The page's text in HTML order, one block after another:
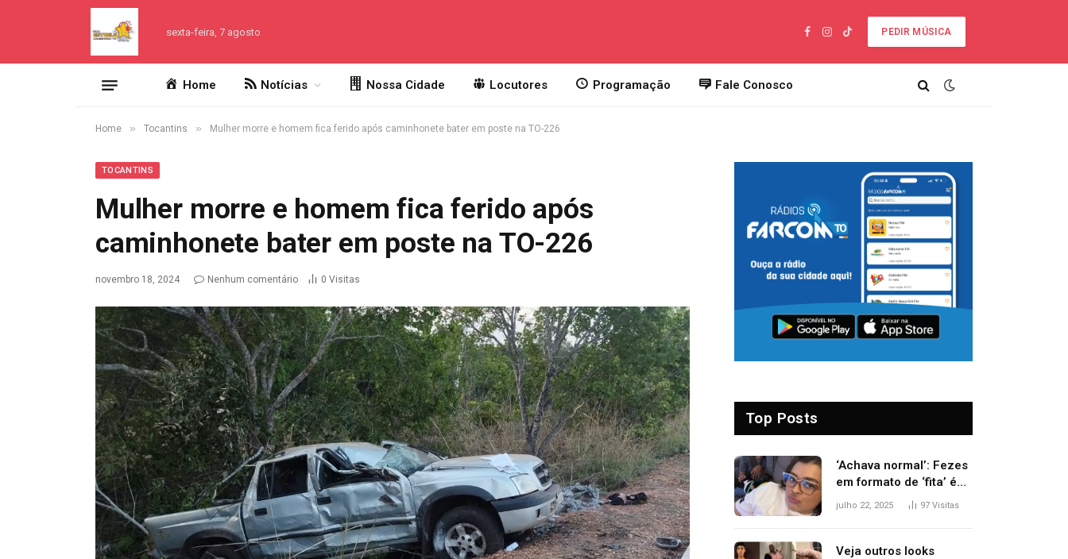
sexta-feira, 7 agosto
Facebook
Instagram
TikTok
PEDIR MÚSICA
Home Notícias Nossa Cidade Locutores Programação Fale Conosco
Home » Tocantins » Mulher morre e homem fica ferido após caminhonete bater em poste na TO-226
TOCANTINS
Mulher morre e homem fica ferido após
caminhonete bater em poste na TO-226
novembro 18, 2024 Nenhum comentário 0 Visitas
Top Posts
‘Achava normal’: Fezes
em formato de ‘fita’ é
um dos alertas para
Gil
julho 22, 2025 97 Visitas
Veja outros looks